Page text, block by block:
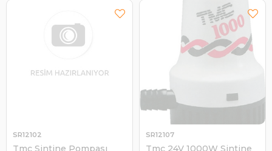
Tmc Sintine Pompası
SR12102
Tmc 24V 1000W Sintine
SR12107